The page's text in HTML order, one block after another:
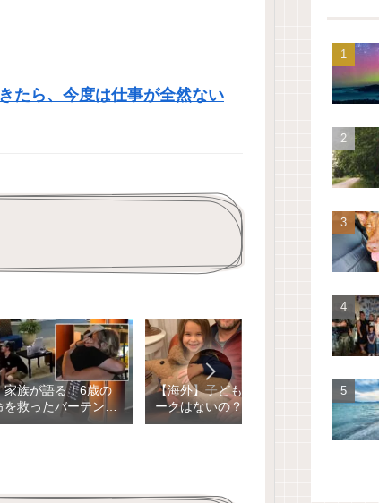
たら、今度は仕事が全然ない
家族が語る！6歳の
救ったバーテンダ
動の再会
【海外】子どもが「アードバ
ークはないの？」とおもちゃ
会社に手紙を書いた結果、数